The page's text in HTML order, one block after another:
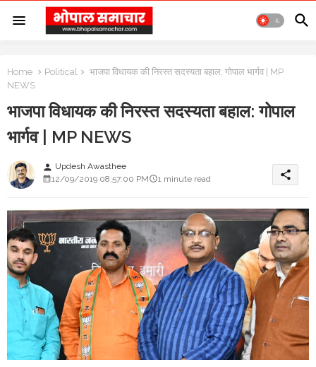
Home Political
भाजपा विधायक की निरस्त सदस्यता बहाल: गोपाल भार्गव | MP
NEWS
भाजपा विधायक की निरस्त सदस्यता बहाल: गोपाल
भार्गव | MP NEWS
person Updesh Awasthee
12/09/2019 08:57:00 PM
1 minute read share